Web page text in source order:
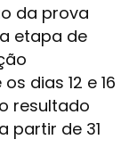
da prova
etapa de
dias 12 e 16
resultado
partir de 31